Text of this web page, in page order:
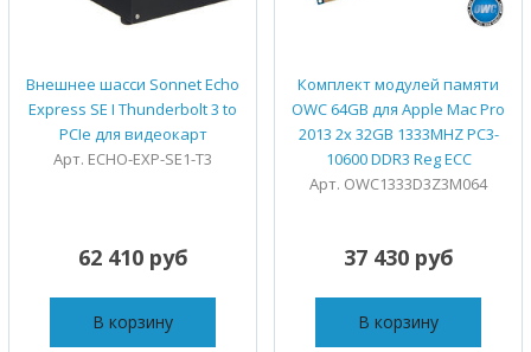
Внешнее шасси Sonnet Echo
Express SE I Thunderbolt 3 to
PCIe для видеокарт
Арт. ECHO-EXP-SE1-T3
62 410 руб
В корзину
Комплект модулей памяти
OWC 64GB для Apple Mac Pro
2013 2x 32GB 1333MHZ PC3-
10600 DDR3 Reg ECC
Арт. OWC1333D3Z3M064
37 430 руб
В корзину